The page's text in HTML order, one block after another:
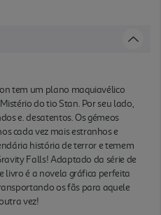
tem um plano maquiavélico
do tio Stan. Por seu lado,
e. desatentos. Os gémeos
cada vez mais estranhos e
história de terror e temem
Falls! Adaptado da série de
livro é a novela gráfica perfeita
os fãs para aquele
vez!